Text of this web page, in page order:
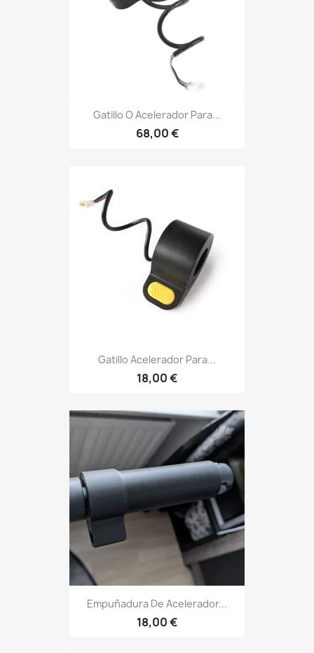
Gatillo O Acelerador Para...
68,00 €
Gatillo Acelerador Para...
18,00 €
Empuñadura De Acelerador...
18,00 €